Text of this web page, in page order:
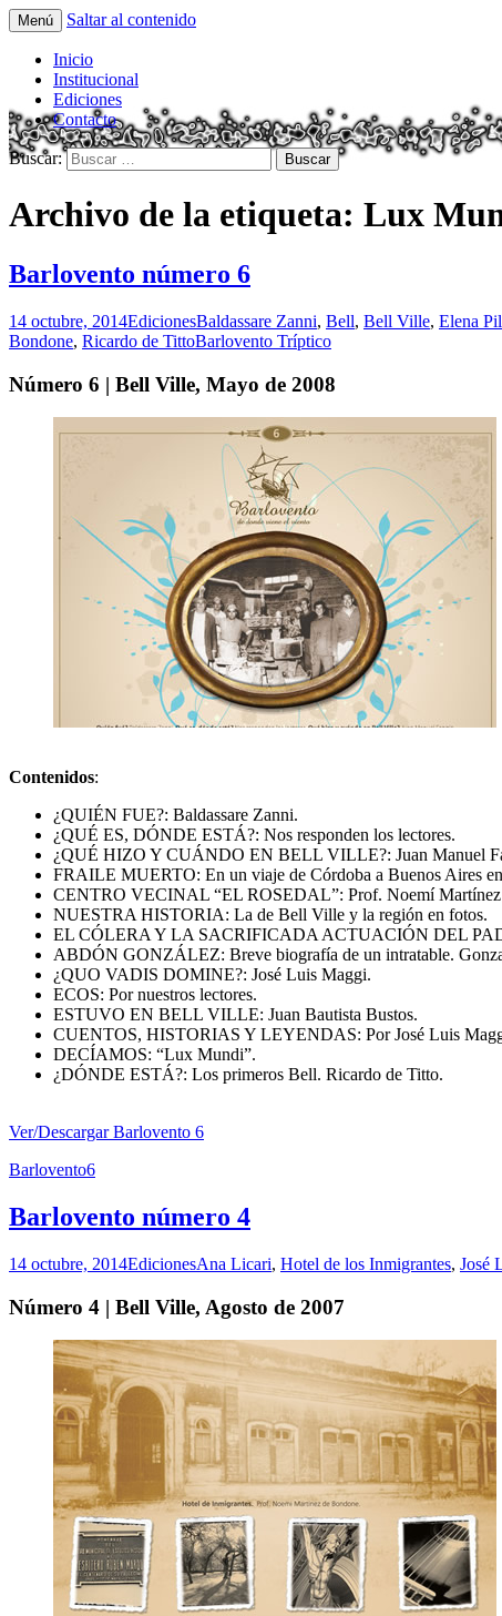
Barlovento Tríptico
Menú Saltar al contenido
Inicio
Institucional
Ediciones
Contacto
Buscar:
Archivo de la etiqueta: Lux
Barlovento número 6
14 octubre, 2014EdicionesBaldassare Zanni, Bell, Bell Ville, Elena
Bondone, Ricardo de TittoBarlovento Tríptico
Número 6 | Bell Ville, Mayo de 2008
Contenidos:
¿QUIÉN FUE?: Baldassare Zanni.
¿QUÉ ES, DÓNDE ESTÁ?: Nos responden los lectores.
¿QUÉ HIZO Y CUÁNDO EN BELL VILLE?: Juan Manuel
FRAILE MUERTO: En un viaje de Córdoba a Buenos Aires
CENTRO VECINAL “EL ROSEDAL”: Prof. Noemí Martínez
NUESTRA HISTORIA: La de Bell Ville y la región en fotos.
EL CÓLERA Y LA SACRIFICADA ACTUACIÓN DEL
ABDÓN GONZÁLEZ: Breve biografía de un intratable.
¿QUO VADIS DOMINE?: José Luis Maggi.
ECOS: Por nuestros lectores.
ESTUVO EN BELL VILLE: Juan Bautista Bustos.
CUENTOS, HISTORIAS Y LEYENDAS: Por José Luis
DECÍAMOS: “Lux Mundi”.
¿DÓNDE ESTÁ?: Los primeros Bell. Ricardo de Titto.
Ver/Descargar Barlovento 6
Barlovento6
Barlovento número 4
14 octubre, 2014EdicionesAna Licari, Hotel de los Inmigrantes, José
Número 4 | Bell Ville, Agosto de 2007